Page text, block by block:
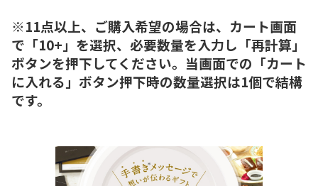
※11点以上、ご購入希望の場合は、カート画面
で「10+」を選択、必要数量を入力し「再計算」
ボタンを押下してください。当画面での「カート
に入れる」ボタン押下時の数量選択は1個で結構
です。